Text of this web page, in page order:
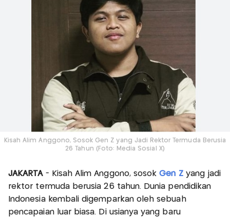
Kisah Alim Anggono, Sosok Gen Z yang Jadi Rektor Termuda Berusia
26 Tahun (Foto: Media Sosial X)
JAKARTA - Kisah Alim Anggono, sosokGen Zyang jadi
rektor termuda berusia 26 tahun. Dunia pendidikan
Indonesia kembali digemparkan oleh sebuah
pencapaian luar biasa. Di usianya yang baru